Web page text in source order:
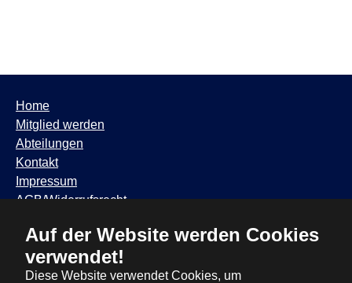
Auf der Website werden Cookies
verwendet!
Diese Website verwendet Cookies, um
Home
Mitglied werden
Abteilungen
Kontakt
Impressum
AGB/Widerrufsrecht
TSV Trudering ∙ Feldbergstr. 65 ∙ 81825 München ∙ Tel:
089 / 6881317∙ info@tsvtrudering.de